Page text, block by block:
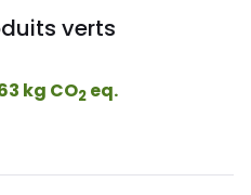
verts
kg CO2 eq.